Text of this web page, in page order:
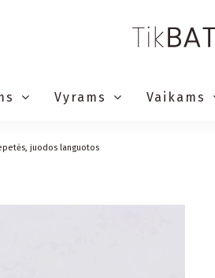
Vyrams Vaikams
juodos languotos